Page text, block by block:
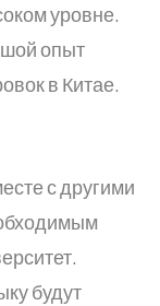
уровне.
опыт
в Китае.
с другими
будут